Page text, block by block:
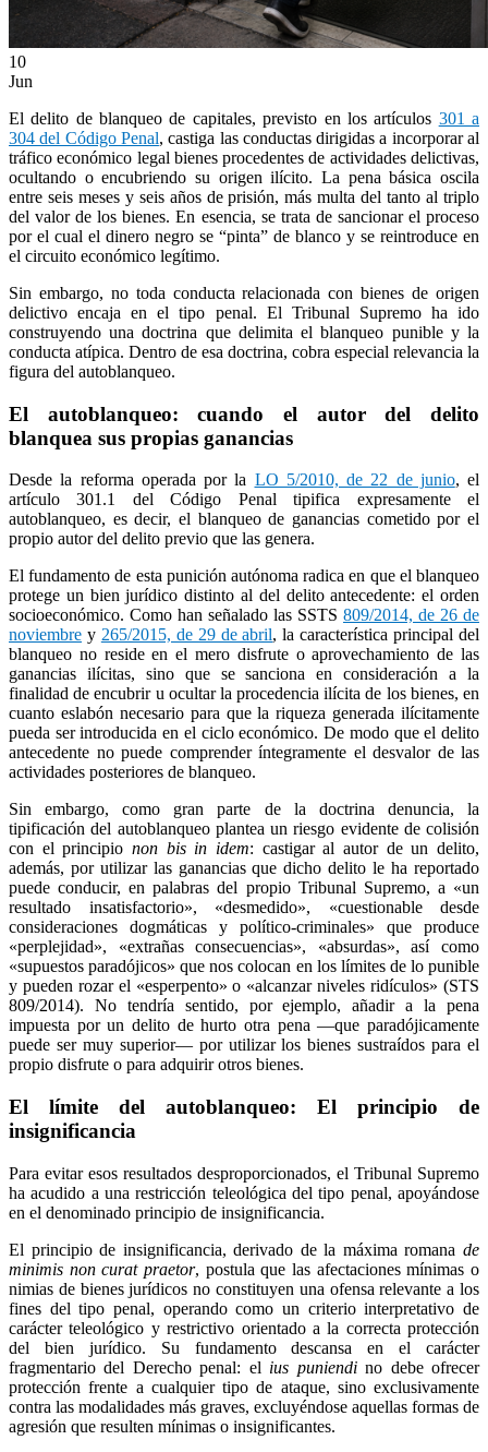
10
Jun
El delito de blanqueo de capitales, previsto en los artículos 301 a
304 del Código Penal, castiga las conductas dirigidas a incorporar al
tráfico económico legal bienes procedentes de actividades delictivas,
ocultando o encubriendo su origen ilícito. La pena básica oscila
entre seis meses y seis años de prisión, más multa del tanto al triplo
del valor de los bienes. En esencia, se trata de sancionar el proceso
por el cual el dinero negro se “pinta” de blanco y se reintroduce en
el circuito económico legítimo.
Sin embargo, no toda conducta relacionada con bienes de origen
delictivo encaja en el tipo penal. El Tribunal Supremo ha ido
construyendo una doctrina que delimita el blanqueo punible y la
conducta atípica. Dentro de esa doctrina, cobra especial relevancia la
figura del autoblanqueo.
El autoblanqueo: cuando el autor del delito
blanquea sus propias ganancias
Desde la reforma operada por la LO 5/2010, de 22 de junio, el
artículo 301.1 del Código Penal tipifica expresamente el
autoblanqueo, es decir, el blanqueo de ganancias cometido por el
propio autor del delito previo que las genera.
El fundamento de esta punición autónoma radica en que el blanqueo
protege un bien jurídico distinto al del delito antecedente: el orden
socioeconómico. Como han señalado las SSTS 809/2014, de 26 de
noviembre y 265/2015, de 29 de abril, la característica principal del
blanqueo no reside en el mero disfrute o aprovechamiento de las
ganancias ilícitas, sino que se sanciona en consideración a la
finalidad de encubrir u ocultar la procedencia ilícita de los bienes, en
cuanto eslabón necesario para que la riqueza generada ilícitamente
pueda ser introducida en el ciclo económico. De modo que el delito
antecedente no puede comprender íntegramente el desvalor de las
actividades posteriores de blanqueo.
Sin embargo, como gran parte de la doctrina denuncia, la
tipificación del autoblanqueo plantea un riesgo evidente de colisión
con el principio non bis in idem: castigar al autor de un delito,
además, por utilizar las ganancias que dicho delito le ha reportado
puede conducir, en palabras del propio Tribunal Supremo, a «un
resultado insatisfactorio», «desmedido», «cuestionable desde
consideraciones dogmáticas y político-criminales» que produce
«perplejidad», «extrañas consecuencias», «absurdas», así como
«supuestos paradójicos» que nos colocan en los límites de lo punible
y pueden rozar el «esperpento» o «alcanzar niveles ridículos» (STS
809/2014). No tendría sentido, por ejemplo, añadir a la pena
impuesta por un delito de hurto otra pena —que paradójicamente
puede ser muy superior— por utilizar los bienes sustraídos para el
propio disfrute o para adquirir otros bienes.
El límite del autoblanqueo: El principio de
insignificancia
Para evitar esos resultados desproporcionados, el Tribunal Supremo
ha acudido a una restricción teleológica del tipo penal, apoyándose
en el denominado principio de insignificancia.
El principio de insignificancia, derivado de la máxima romana de
minimis non curat praetor, postula que las afectaciones mínimas o
nimias de bienes jurídicos no constituyen una ofensa relevante a los
fines del tipo penal, operando como un criterio interpretativo de
carácter teleológico y restrictivo orientado a la correcta protección
del bien jurídico. Su fundamento descansa en el carácter
fragmentario del Derecho penal: el ius puniendino debe ofrecer
protección frente a cualquier tipo de ataque, sino exclusivamente
contra las modalidades más graves, excluyéndose aquellas formas de
agresión que resulten mínimas o insignificantes.